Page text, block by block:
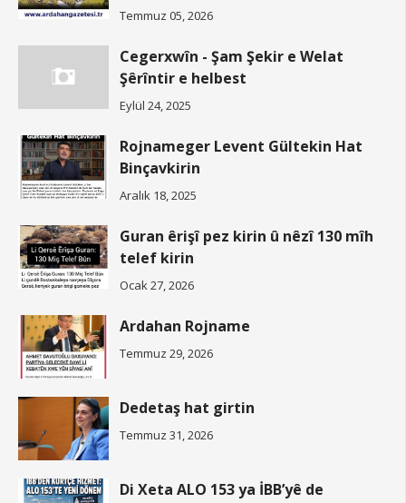
Temmuz 05, 2026
Cegerxwîn - Şam Şekir e Welat
Şêrîntir e helbest
Eylül 24, 2025
Rojnameger Levent Gültekin Hat
Binçavkirin
Aralık 18, 2025
Guran êrişî pez kirin û nêzî 130 mîh
telef kirin
Ocak 27, 2026
Ardahan Rojname
Temmuz 29, 2026
Dedetaş hat girtin
Temmuz 31, 2026
Di Xeta ALO 153 ya İBB’yê de